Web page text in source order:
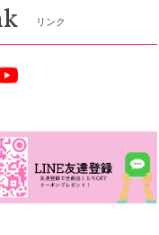
リンク